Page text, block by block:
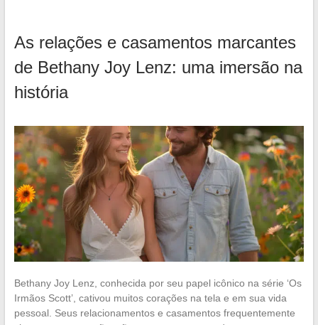
As relações e casamentos marcantes
de Bethany Joy Lenz: uma imersão na
história
Bethany Joy Lenz, conhecida por seu papel icônico na série ‘Os
Irmãos Scott’, cativou muitos corações na tela e em sua vida
pessoal. Seus relacionamentos e casamentos frequentemente